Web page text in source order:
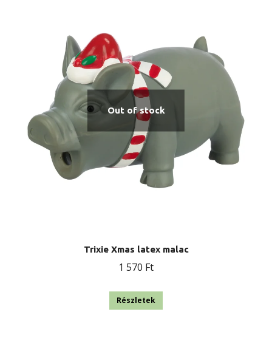
A
a
választhatók
ki
Out of stock
Trixie Xmas latex malac
1 570 Ft
Részletek